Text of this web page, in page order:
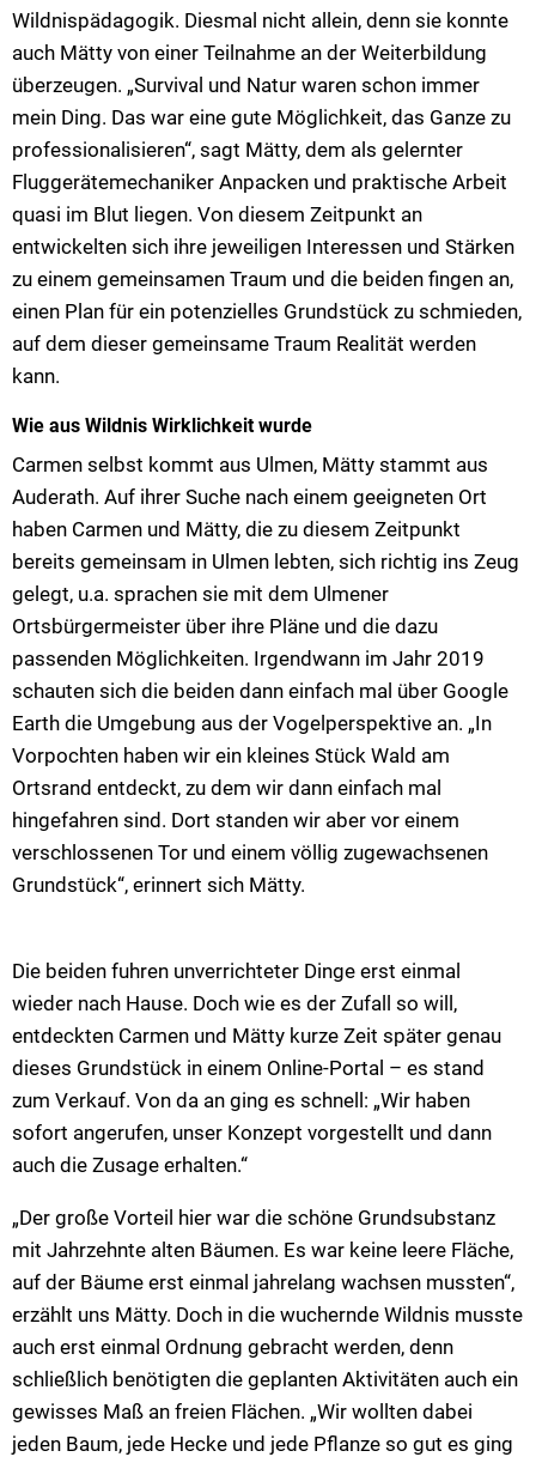
Wildnispädagogik. Diesmal nicht allein, denn sie konnte
auch Mätty von einer Teilnahme an der Weiterbildung
überzeugen. „Survival und Natur waren schon immer
mein Ding. Das war eine gute Möglichkeit, das Ganze zu
professionalisieren“, sagt Mätty, dem als gelernter
Fluggerätemechaniker Anpacken und praktische Arbeit
quasi im Blut liegen. Von diesem Zeitpunkt an
entwickelten sich ihre jeweiligen Interessen und Stärken
zu einem gemeinsamen Traum und die beiden fingen an,
einen Plan für ein potenzielles Grundstück zu schmieden,
auf dem dieser gemeinsame Traum Realität werden
kann.
Wie aus Wildnis Wirklichkeit wurde
Carmen selbst kommt aus Ulmen, Mätty stammt aus
Auderath. Auf ihrer Suche nach einem geeigneten Ort
haben Carmen und Mätty, die zu diesem Zeitpunkt
bereits gemeinsam in Ulmen lebten, sich richtig ins Zeug
gelegt, u.a. sprachen sie mit dem Ulmener
Ortsbürgermeister über ihre Pläne und die dazu
passenden Möglichkeiten. Irgendwann im Jahr 2019
schauten sich die beiden dann einfach mal über Google
Earth die Umgebung aus der Vogelperspektive an. „In
Vorpochten haben wir ein kleines Stück Wald am
Ortsrand entdeckt, zu dem wir dann einfach mal
hingefahren sind. Dort standen wir aber vor einem
verschlossenen Tor und einem völlig zugewachsenen
Grundstück“, erinnert sich Mätty.
Die beiden fuhren unverrichteter Dinge erst einmal
wieder nach Hause. Doch wie es der Zufall so will,
entdeckten Carmen und Mätty kurze Zeit später genau
dieses Grundstück in einem Online-Portal – es stand
zum Verkauf. Von da an ging es schnell: „Wir haben
sofort angerufen, unser Konzept vorgestellt und dann
auch die Zusage erhalten.“
„Der große Vorteil hier war die schöne Grundsubstanz
mit Jahrzehnte alten Bäumen. Es war keine leere Fläche,
auf der Bäume erst einmal jahrelang wachsen mussten“,
erzählt uns Mätty. Doch in die wuchernde Wildnis musste
auch erst einmal Ordnung gebracht werden, denn
schließlich benötigten die geplanten Aktivitäten auch ein
gewisses Maß an freien Flächen. „Wir wollten dabei
jeden Baum, jede Hecke und jede Pflanze so gut es ging